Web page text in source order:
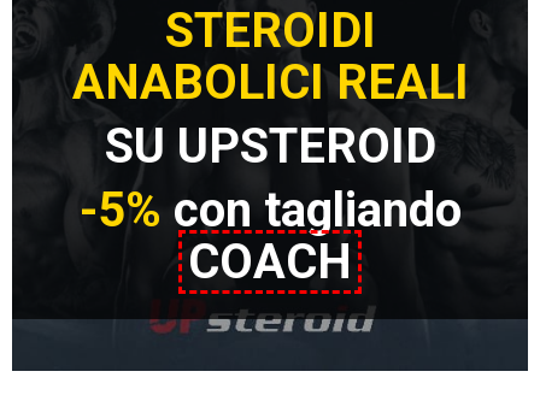
STEROIDI
ANABOLICI REALI
SU UPSTEROID
-5% con tagliando
COACH